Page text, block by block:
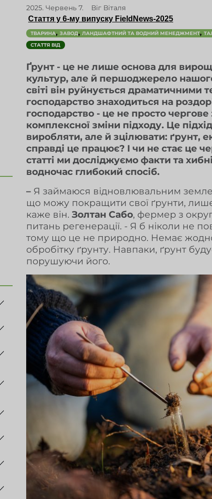
2025. Червень 7. Віг Віталя
Стаття у 6-му випуску FieldNews-2025
ТВАРИНА,ЗАВОД,ЛАНДШАФТНИЙ ТА ВОДНИЙ МЕНЕДЖМЕНТ,
СТАТТЯ ВІД
Ґрунт - це не лише основа для
культур, але й першоджерело
світі він руйнується драматичними
господарство знаходиться на
господарство - це не просто
комплексної зміни підходу. Це
виробляти, але й зцілювати: ґрунт,
справді це працює? І чи не стає це
статті ми досліджуємо факти та
водночас глибокий спосіб.
– Я займаюся відновлювальним
що можу покращити свої ґрунти,
каже він. Золтан Сабо, фермер з
питань регенерації. - Я б ніколи не
тому що це не природно. Немає
обробітку ґрунту. Навпаки, ґрунт
порушуючи його.